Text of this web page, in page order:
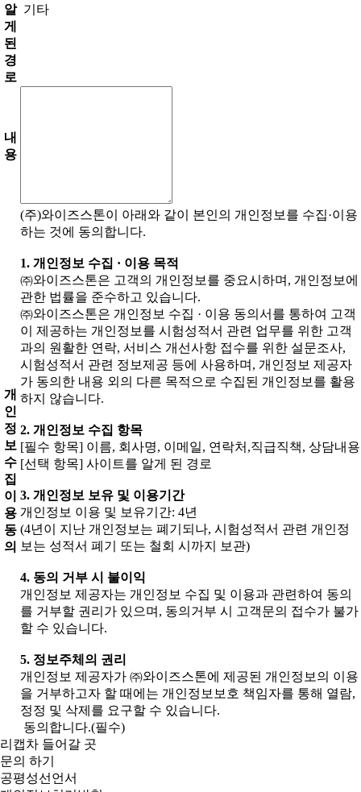
알
게
된
경
로
기타
내
용
개
인
정
보
수
집
이
용
동
의
(주)와이즈스톤이 아래와 같이 본인의 개인정보를 수집·이용
하는 것에 동의합니다.
1. 개인정보 수집 · 이용 목적
㈜와이즈스톤은 고객의 개인정보를 중요시하며, 개인정보에
관한 법률을 준수하고 있습니다.
㈜와이즈스톤은 개인정보 수집 · 이용 동의서를 통하여 고객
이 제공하는 개인정보를 시험성적서 관련 업무를 위한 고객
과의 원활한 연락, 서비스 개선사항 접수를 위한 설문조사,
시험성적서 관련 정보제공 등에 사용하며, 개인정보 제공자
가 동의한 내용 외의 다른 목적으로 수집된 개인정보를 활용
하지 않습니다.
2. 개인정보 수집 항목
[필수 항목] 이름, 회사명, 이메일, 연락처,직급직책, 상담내용
[선택 항목] 사이트를 알게 된 경로
3. 개인정보 보유 및 이용기간
개인정보 이용 및 보유기간: 4년
(4년이 지난 개인정보는 폐기되나, 시험성적서 관련 개인정
보는 성적서 폐기 또는 철회 시까지 보관)
4. 동의 거부 시 불이익
개인정보 제공자는 개인정보 수집 및 이용과 관련하여 동의
를 거부할 권리가 있으며, 동의거부 시 고객문의 접수가 불가
할 수 있습니다.
5. 정보주체의 권리
개인정보 제공자가 ㈜와이즈스톤에 제공된 개인정보의 이용
을 거부하고자 할 때에는 개인정보보호 책임자를 통해 열람,
정정 및 삭제를 요구할 수 있습니다.
동의합니다.(필수)
리캡차 들어갈 곳
문의 하기
공평성선언서